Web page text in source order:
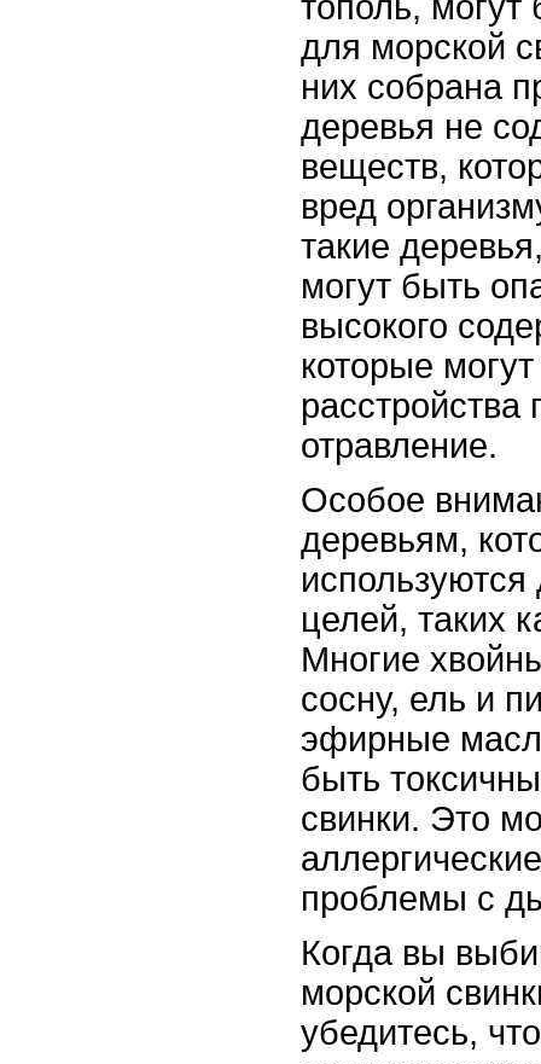
для морской
них собрана
деревья не
веществ,
вред
такие
могут быть
высокого
которые
отравление.
Особое
деревьям,
целей, таких
Многие
сосну, ель и
эфирные
быть
свинки. Это
проблемы с
Когда вы
морской
убедитесь,